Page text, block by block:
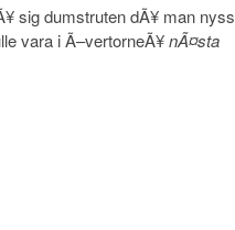
sig dumstruten dÃ¥ man nyss
vara i Ã–vertorneÃ¥nÃ¤sta